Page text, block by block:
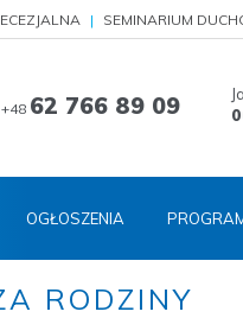
SEMINARIUM
+48 62 766 89 09
OGŁOSZENIA
RODZINY